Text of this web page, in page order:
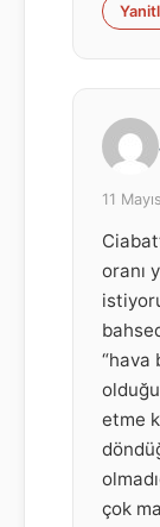
11
oranı
“hava
etme
çok